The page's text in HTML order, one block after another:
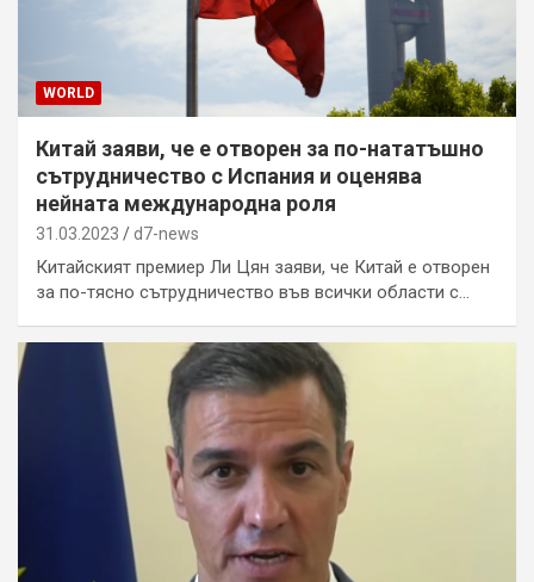
WORLD
Китай заяви, че е отворен за по-нататъшно
сътрудничество с Испания и оценява
нейната международна роля
31.03.2023 d7-news
Китайският премиер Ли Цян заяви, че Китай е отворен
за по-тясно сътрудничество във всички области с…